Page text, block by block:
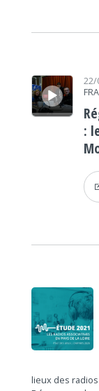
Lecteur audio 22/
:
lieux des